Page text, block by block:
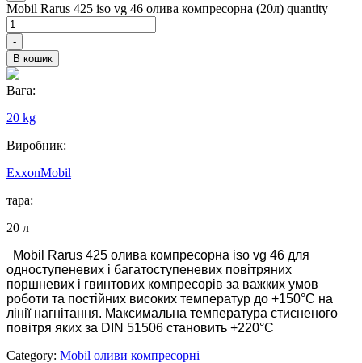
Mobil Rarus 425 iso vg 46 олива компресорна (20л) quantity
-
В кошик
Вага:
20 kg
Виробник:
ExxonMobil
тара:
20 л
Mobil Rarus 425 олива компресорна iso vg 46 для
одноступеневих і багатоступеневих повітряних
поршневих і гвинтових компресорів за важких умов
роботи та постійних високих температур до +150°C на
лінії нагнітання. Максимальна температура стисненого
повітря яких за DIN 51506 становить +220°C
Category: Mobil оливи компресорні